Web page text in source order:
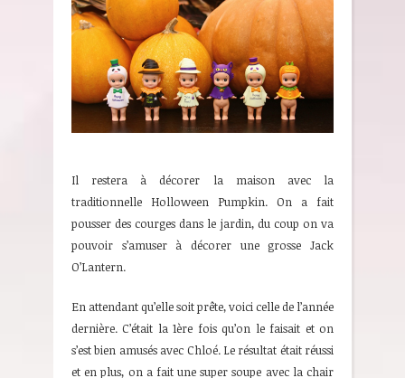
Il restera à décorer la maison avec la
traditionnelle Holloween Pumpkin. On a fait
pousser des courges dans le jardin, du coup on va
pouvoir s’amuser à décorer une grosse Jack
O’Lantern.
En attendant qu’elle soit prête, voici celle de l’année
dernière. C’était la 1ère fois qu’on le faisait et on
s’est bien amusés avec Chloé. Le résultat était réussi
et en plus, on a fait une super soupe avec la chair